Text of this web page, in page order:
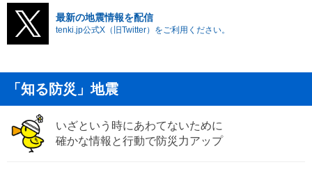
最新の地震情報を配信
tenki.jp公式X（旧Twitter）をご利用ください。
「知る防災」地震
いざという時にあわてないために
確かな情報と行動で防災力アップ